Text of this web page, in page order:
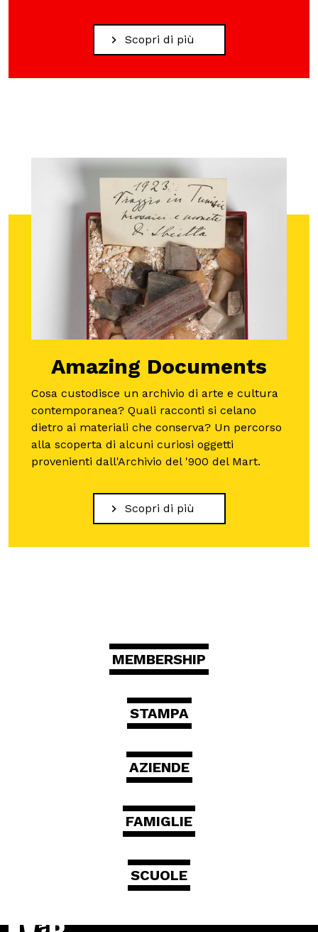
Scopri di più
Amazing Documents
Cosa custodisce un archivio di arte e cultura
contemporanea? Quali racconti si celano
dietro ai materiali che conserva? Un percorso
alla scoperta di alcuni curiosi oggetti
provenienti dall'Archivio del '900 del Mart.
Scopri di più
MEMBERSHIP
STAMPA
AZIENDE
FAMIGLIE
SCUOLE